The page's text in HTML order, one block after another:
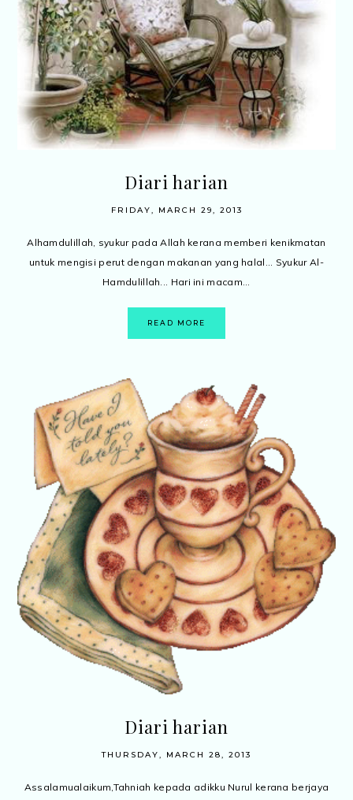
Diari harian
FRIDAY, MARCH 29, 2013
Alhamdulillah, syukur pada Allah kerana memberi kenikmatan
untuk mengisi perut dengan makanan yang halal... Syukur Al-
Hamdulillah... Hari ini macam...
READ MORE
Diari harian
THURSDAY, MARCH 28, 2013
Assalamualaikum,Tahniah kepada adikku Nurul kerana berjaya